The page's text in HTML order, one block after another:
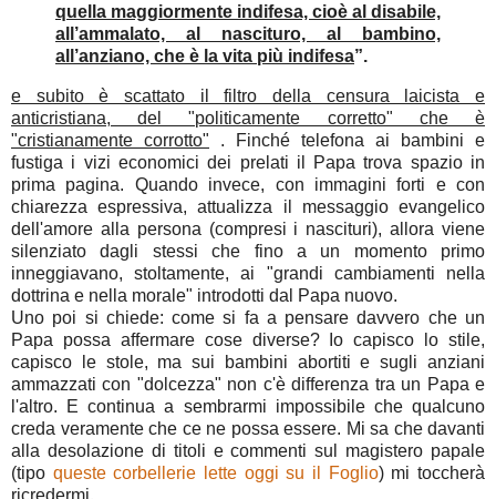
quella maggiormente indifesa, cioè al disabile,
all’ammalato, al nascituro, al bambino,
all’anziano, che è la vita più indifesa”.
e subito è scattato il filtro della censura laicista e
anticristiana, del "politicamente corretto" che è
"cristianamente corrotto" . Finché telefona ai bambini e
fustiga i vizi economici dei prelati il Papa trova spazio in
prima pagina. Quando invece, con immagini forti e con
chiarezza espressiva, attualizza il messaggio evangelico
dell'amore alla persona (compresi i nascituri), allora viene
silenziato dagli stessi che fino a un momento primo
inneggiavano, stoltamente, ai "grandi cambiamenti nella
dottrina e nella morale" introdotti dal Papa nuovo.
Uno poi si chiede: come si fa a pensare davvero che un
Papa possa affermare cose diverse? Io capisco lo stile,
capisco le stole, ma sui bambini abortiti e sugli anziani
ammazzati con "dolcezza" non c'è differenza tra un Papa e
l'altro. E continua a sembrarmi impossibile che qualcuno
creda veramente che ce ne possa essere. Mi sa che davanti
alla desolazione di titoli e commenti sul magistero papale
(tipo queste corbellerie lette oggi su il Foglio) mi toccherà
ricredermi.